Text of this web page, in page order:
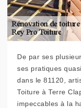
De par ses
ses pratiques
dans le 81120,
Toiture à Terre
impeccables à la